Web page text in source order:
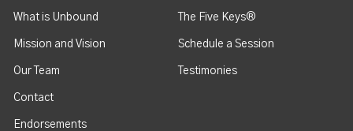
What is Unbound
Mission and Vision
Our Team
Contact
Endorsements
The Five Keys®
Schedule a Session
Testimonies